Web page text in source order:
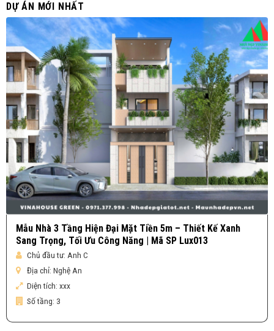
DỰ ÁN MỚI NHẤT
Mẫu Nhà 3 Tầng Hiện Đại Mặt Tiền 5m – Thiết Kế Xanh
Sang Trọng, Tối Ưu Công Năng | Mã SP Lux013
Chủ đầu tư: Anh C
Địa chỉ: Nghệ An
Diện tích: xxx
Số tầng: 3